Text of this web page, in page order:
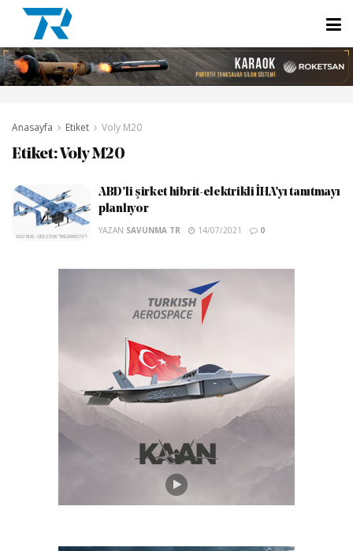
Anasayfa Etiket Voly M20
Etiket: Voly M20
ABD’li şirket hibrit-elektrikli İHA’yı tanıtmayı
planlıyor
YAZAN SAVUNMA TR 14/07/2021 0